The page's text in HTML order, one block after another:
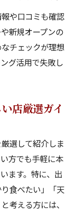
や口コミも確認
新規オープンの
チェックが理想
グ活用で失敗し
店厳選ガイ
選して紹介しま
方でも手軽に本
ます。特に、出
食べたい」「天
考える方には、